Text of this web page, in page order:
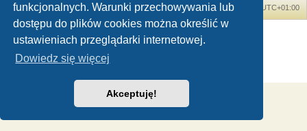
funkcjonalnych. Warunki przechowywania lub
dostępu do plików cookies można określić w
ustawieniach przeglądarki internetowej.
Dowiedz się więcej
Akceptuję!
Forum Dinozaury.com Strona główna Strefa czasowa UTC+01:00
Technologię dostarczaphpBB® Forum Software © phpBB Limited
Polski pakiet językowy dostarcza